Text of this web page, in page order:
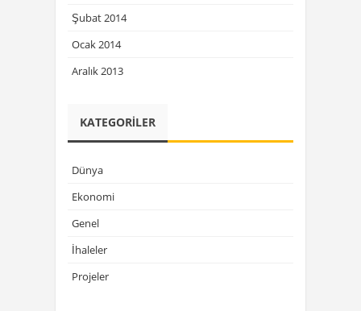
Şubat 2014
Ocak 2014
Aralık 2013
KATEGORILER
Dünya
Ekonomi
Genel
İhaleler
Projeler